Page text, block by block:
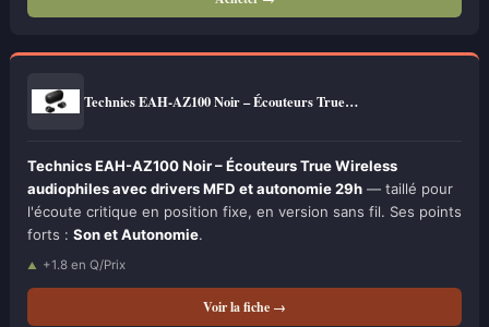
Technics EAH-AZ100 Noir – Écouteurs True…
Technics EAH-AZ100 Noir – Écouteurs True Wireless
audiophiles avec drivers MFD et autonomie 29h — taillé pour
l'écoute critique en position fixe, en version sans fil. Ses points
forts : Son et Autonomie.
+1.8 en Q/Prix
Voir la fiche →